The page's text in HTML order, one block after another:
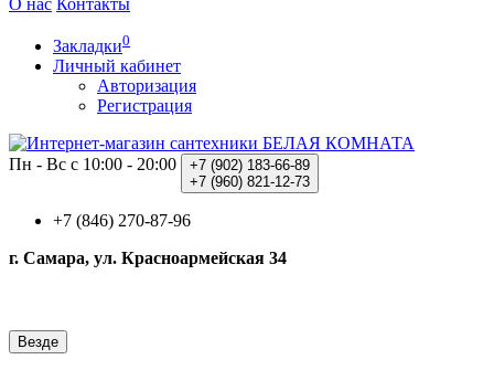
О нас Контакты
Закладки0
Личный кабинет
Авторизация
Регистрация
Пн - Вс с 10:00 - 20:00 +7 (902) 183-66-89
+7 (960) 821-12-73
+7 (846) 270-87-96
г. Самара, ул. Красноармейская 34
Везде